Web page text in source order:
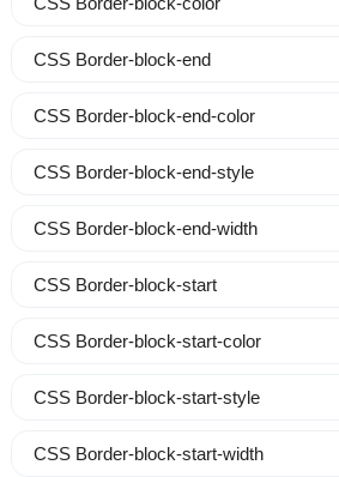
CSS Border-block-end
CSS Border-block-end-color
CSS Border-block-end-style
CSS Border-block-end-width
CSS Border-block-start
CSS Border-block-start-color
CSS Border-block-start-style
CSS Border-block-start-width